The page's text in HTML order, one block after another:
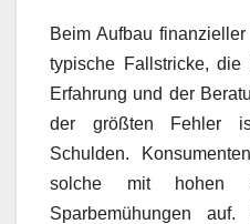
Beim Aufbau
typische Fallstricke,
Erfahrung und der
der größten Fehler
Schulden.
solche mit hohen
Sparbemühungen